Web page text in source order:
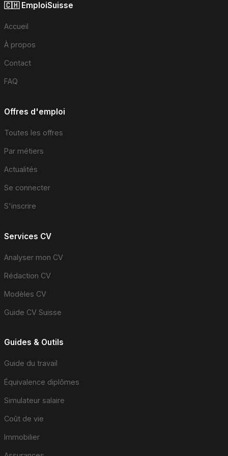
🇨🇭 EmploiSuisse
Accueil
À propos
Contact
FAQ
Offres d'emploi
Toutes les offres
Par métiers
Actualités
Se connecter
S'inscrire
Services CV
Analyser mon CV
Rédaction CV
Modèles CV
Guide CV Suisse
Guides & Outils
Guide du travail
Équivalence diplômes
Simulateur salaire
Coût de vie
Immobilier